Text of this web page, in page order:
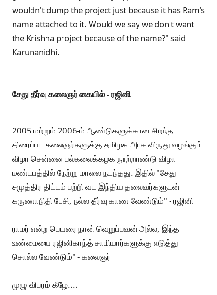
wouldn't dump the project just because it has Ram's
name attached to it. Would we say we don't want
the Krishna project because of the name?" said
Karunanidhi.
சேது தீர்வு கலைஞர் கையில் - ரஜினி
2005 மற்றும் 2006-ம் ஆண்டுகளுக்கான சிறந்த
திரைப்பட கலைஞர்களுக்கு தமிழக அரசு விருது வழங்கும்
விழா சென்னை பல்கலைக்கழக நூற்றாண்டு விழா
மண்டபத்தில் நேற்று மாலை நடந்தது. இதில் "சேது
சமுத்திர திட்டம் பற்றி வட இந்திய தலைவர்களுடன்
கருணாநிதி பேசி, நல்ல தீர்வு காண வேண்டும்" - ரஜினி
ராமர் என்ற பெயரை நான் வெறுப்பவன் அல்ல, இந்த
உண்மையை ரஜினிகாந்த் சாமியார்களுக்கு எடுத்து
சொல்ல வேண்டும்" - கலைஞர்
முழு விபரம் கீழே....